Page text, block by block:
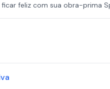
feliz com sua obra-prima